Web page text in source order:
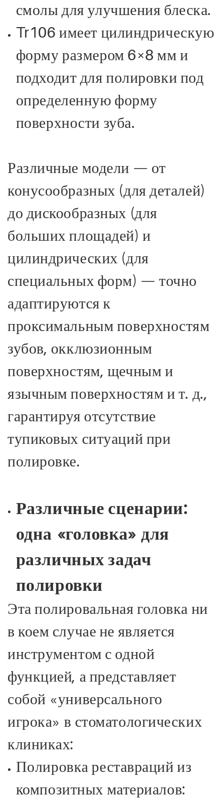
смолы для улучшения блеска.
Tr106 имеет цилиндрическую
форму размером 6×8 мм и
подходит для полировки под
определенную форму
поверхности зуба.
Различные модели — от
конусообразных (для деталей)
до дискообразных (для
больших площадей) и
цилиндрических (для
специальных форм) — точно
адаптируются к
проксимальным поверхностям
зубов, окклюзионным
поверхностям, щечным и
язычным поверхностям и т. д.,
гарантируя отсутствие
тупиковых ситуаций при
полировке.
Различные сценарии:
одна «головка» для
различных задач
полировки
Эта полировальная головка ни
в коем случае не является
инструментом с одной
функцией, а представляет
собой «универсального
игрока» в стоматологических
клиниках:
Полировка реставраций из
композитных материалов: